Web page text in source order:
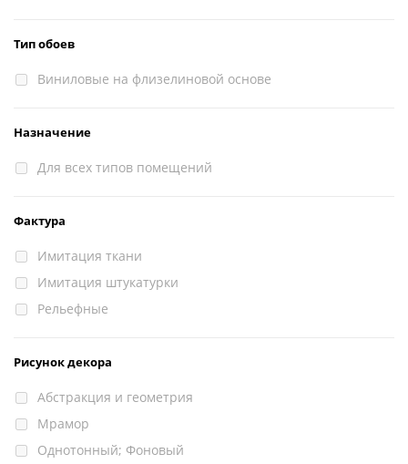
Тип обоев
Виниловые на флизелиновой основе
Назначение
Для всех типов помещений
Фактура
Имитация ткани
Имитация штукатурки
Рельефные
Рисунок декора
Абстракция и геометрия
Мрамор
Однотонный; Фоновый